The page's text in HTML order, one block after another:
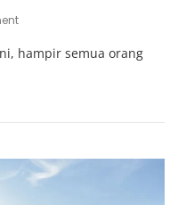
On
Scan
Penting
Cloud:
Cara
hampir semua orang